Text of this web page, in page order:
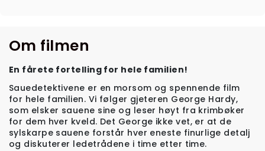
Om filmen
En fårete fortelling for hele familien!
Sauedetektivene er en morsom og spennende film
for hele familien. Vi følger gjeteren George Hardy,
som elsker sauene sine og leser høyt fra krimbøker
for dem hver kveld. Det George ikke vet, er at de
sylskarpe sauene forstår hver eneste finurlige detalj
og diskuterer ledetrådene i time etter time.